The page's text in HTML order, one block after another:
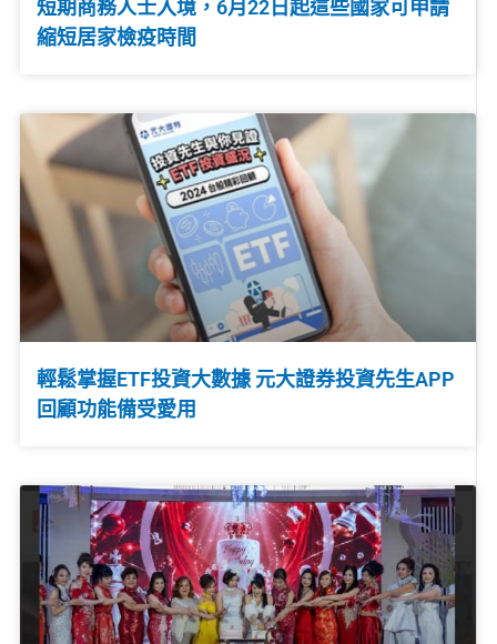
短期商務人士入境，6月22日起這些國家可申請
縮短居家檢疫時間
輕鬆掌握ETF投資大數據 元大證券投資先生APP
回顧功能備受愛用